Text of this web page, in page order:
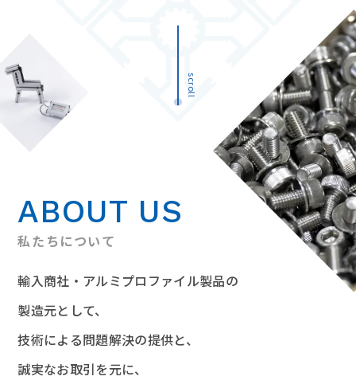
scroll
ABOUT US
私たちについて
輸入商社・アルミプロファイル製品の
製造元として、
技術による問題解決の提供と、
誠実なお取引を元に、